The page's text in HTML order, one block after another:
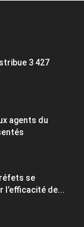
3 427
agents du
se
de...